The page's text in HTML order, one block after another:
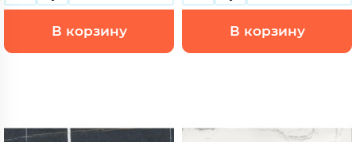
В корзину В корзину